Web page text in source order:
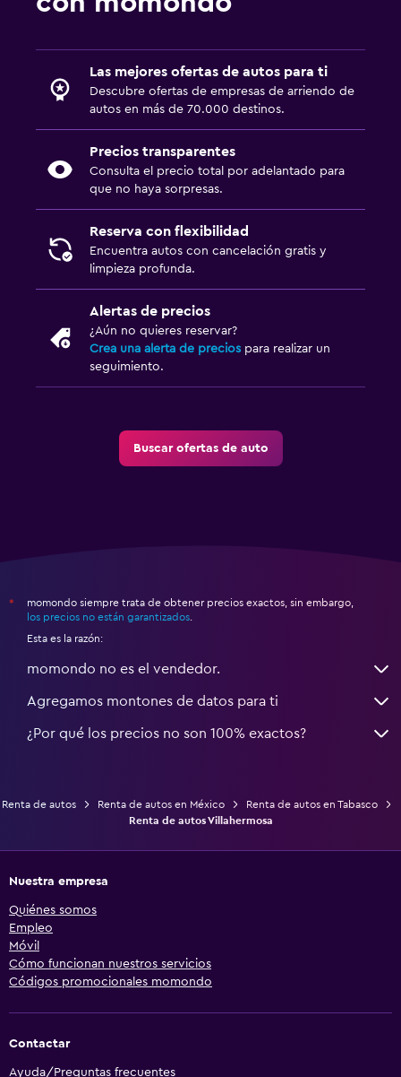
Las mejores ofertas de autos para ti
Descubre ofertas de empresas de arriendo de
autos en más de 70.000 destinos.
Precios transparentes
Consulta el precio total por adelantado para
que no haya sorpresas.
Reserva con flexibilidad
Encuentra autos con cancelación gratis y
limpieza profunda.
Alertas de precios
¿Aún no quieres reservar?
Crea una alerta de precios para realizar un
seguimiento.
Buscar ofertas de auto
*
momondo siempre trata de obtener precios exactos, sin embargo,
los precios no están garantizados.
Esta es la razón:
momondo no es el vendedor.
Agregamos montones de datos para ti
¿Por qué los precios no son 100% exactos?
Renta de autos Renta de autos en México
Renta de autos en Tabasco
Renta de autos Villahermosa
Nuestra empresa
Quiénes somos
Empleo
Móvil
Cómo funcionan nuestros servicios
Códigos promocionales momondo
Contactar
Ayuda/Preguntas frecuentes